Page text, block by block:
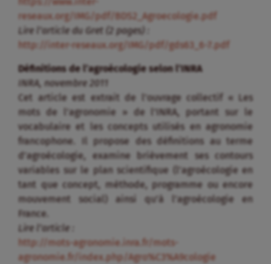
reseaux.org/IMG/pdf/BDS2_Agroecologie.pdf
Lire l’article du Gret (2 pages) :
http://inter-reseaux.org/IMG/pdf/gds63_6-7.pdf
Définitions de l’agroécologie selon l’INRA
INRA, novembre 2011
Cet article est extrait de l’ouvrage collectif « Les
mots de l’agronomie » de l’INRA, portant sur le
vocabulaire et les concepts utilisés en agronomie
francophone. Il propose des définitions au terme
d’agroécologie, examine brièvement ses contours
variables sur le plan scientifique (l’agroécologie en
tant que concept, méthode, programme ou encore
mouvement social) ainsi qu’à l’agroécologie en
France.
Lire l’article :
http://mots-agronomie.inra.fr/mots-
agronomie.fr/index.php/Agro%C3%A9cologie